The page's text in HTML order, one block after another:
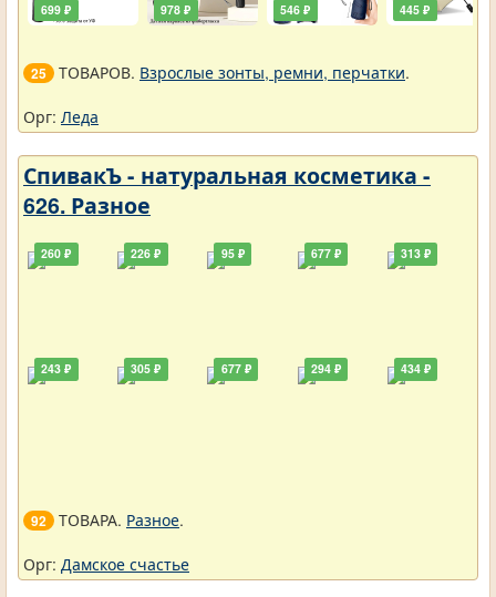
699 ₽ 978 ₽ 546 ₽ 445 ₽
25 ТОВАРОВ. Взрослые зонты, ремни, перчатки.
Орг: Леда
СпивакЪ - натуральная косметика -
626. Разное
260 ₽
243 ₽
226 ₽
305 ₽
95 ₽
677 ₽
677 ₽
294 ₽
313 ₽
434 ₽
92 ТОВАРА. Разное.
Орг: Дамское счастье